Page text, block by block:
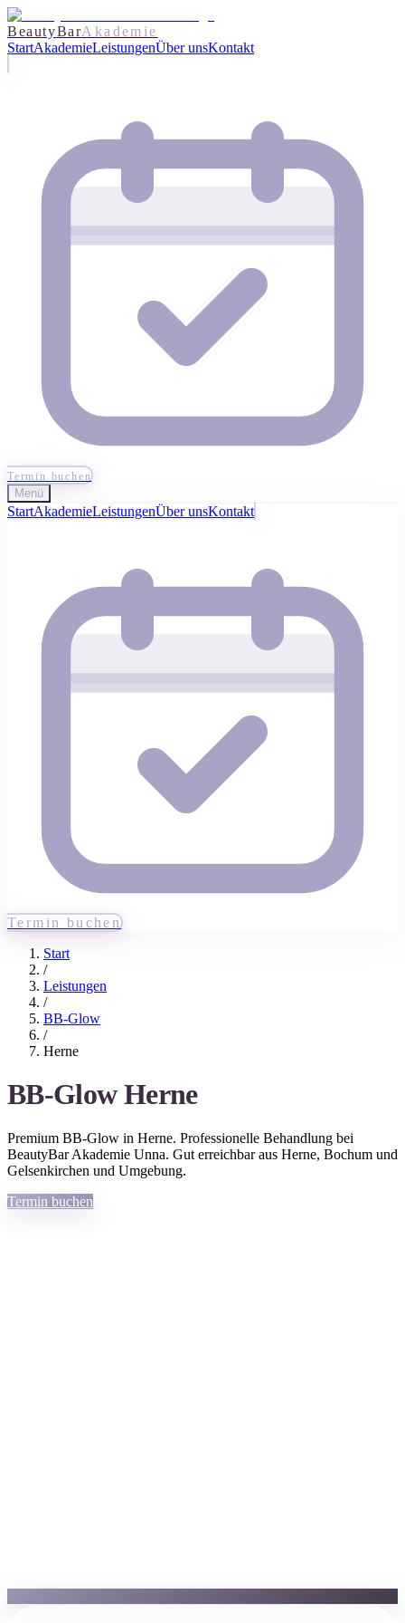
BeautyBarAkademie
StartAkademieLeistungenÜber unsKontakt
Termin buchen
Menü
StartAkademieLeistungenÜber unsKontakt
Termin buchen
Start
/
Leistungen
/
BB-Glow
/
Herne
BB-Glow Herne
Premium BB-Glow in Herne. Professionelle Behandlung bei
BeautyBar Akademie Unna. Gut erreichbar aus Herne, Bochum und
Gelsenkirchen und Umgebung.
Termin buchen